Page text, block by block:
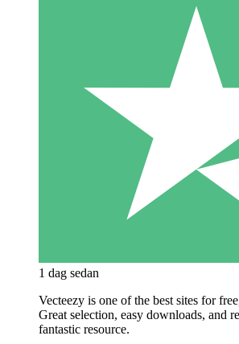
1 dag sedan
Vecteezy is one of the best sites for
Great selection, easy downloads, and
fantastic resource.